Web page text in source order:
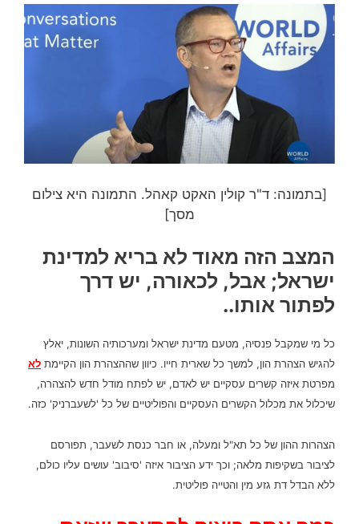
[בתמונה: ד"ר קולין האקט קאהל. התמונה היא צילום
מסך]
המצב הזה מאוד לא בריא למדינת
ישראל; אבל, לכאורה, יש דרך
לפתור אותו..
כל מי שמקבל פנסיה, מטעם מדינת ישראל ומערכותיה השונות, יאלץ
להגיש הצהרת הון, למשך כל שארית חייו. כיוון שההצהרת הון הקיימת לא
מפרטת איזה קשרים עסקיים יש לאדם, יש לפתח מודל חדש להצהרה,
שיכלול את מכלול הקשרים העסקיים והפוליטיים של כל 'לשעברניק' כזה.
הצהרות ההון של כל תא"ל ומעלה, או חבר כנסת לשעבר, תפורסם
לציבור בשקיפות מלאה; וכך ידע הציבור איזה 'סיבוב' עושים עליו כולם,
ללא הבדל דת גזע מין והטייה פוליטית.